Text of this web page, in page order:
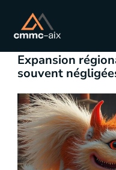
janvier 29, 2026
Expansion
souvent